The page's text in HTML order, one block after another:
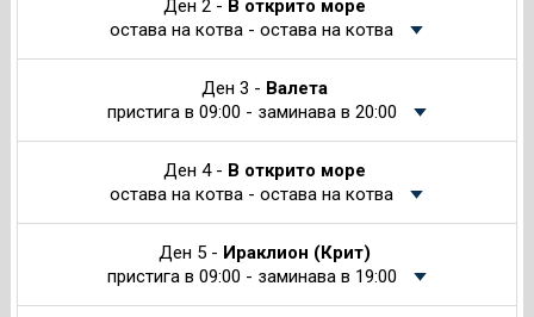
Ден 2 - В открито море
остава на котва - остава на котва
Ден 3 - Валета
пристига в 09:00 - заминава в 20:00
Ден 4 - В открито море
остава на котва - остава на котва
Ден 5 - Ираклион (Крит)
пристига в 09:00 - заминава в 19:00